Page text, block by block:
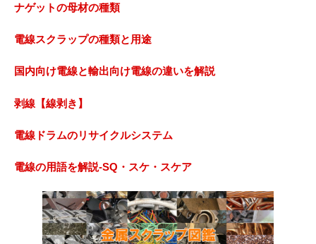
ナゲットの母材の種類
電線スクラップの種類と用途
国内向け電線と輸出向け電線の違いを解説
剥線【線剥き】
電線ドラムのリサイクルシステム
電線の用語を解説-SQ・スケ・スケア